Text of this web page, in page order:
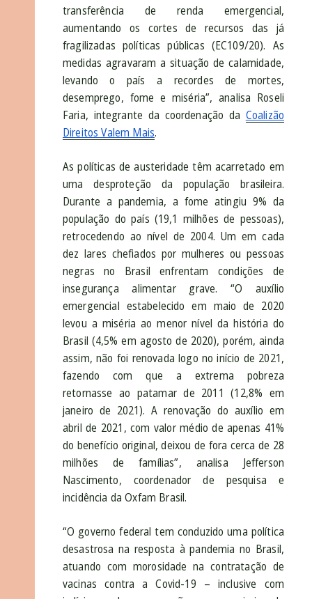
transferência de renda emergencial,
aumentando os cortes de recursos das já
fragilizadas políticas públicas (EC109/20). As
medidas agravaram a situação de calamidade,
levando o país a recordes de mortes,
desemprego, fome e miséria”, analisa Roseli
Faria, integrante da coordenação da Coalizão
Direitos Valem Mais.
As políticas de austeridade têm acarretado em
uma desproteção da população brasileira.
Durante a pandemia, a fome atingiu 9% da
população do país (19,1 milhões de pessoas),
retrocedendo ao nível de 2004. Um em cada
dez lares chefiados por mulheres ou pessoas
negras no Brasil enfrentam condições de
insegurança alimentar grave. “O auxílio
emergencial estabelecido em maio de 2020
levou a miséria ao menor nível da história do
Brasil (4,5% em agosto de 2020), porém, ainda
assim, não foi renovada logo no início de 2021,
fazendo com que a extrema pobreza
retornasse ao patamar de 2011 (12,8% em
janeiro de 2021). A renovação do auxílio em
abril de 2021, com valor médio de apenas 41%
do benefício original, deixou de fora cerca de 28
milhões de famílias”, analisa Jefferson
Nascimento, coordenador de pesquisa e
incidência da Oxfam Brasil.
“O governo federal tem conduzido uma política
desastrosa na resposta à pandemia no Brasil,
atuando com morosidade na contratação de
vacinas contra a Covid-19 – inclusive com